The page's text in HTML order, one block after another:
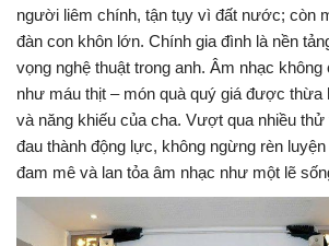
người liêm chính, tận tụy vì đất nước; còn
đàn con khôn lớn. Chính gia đình là nền
vọng nghệ thuật trong anh. Âm nhạc
như máu thịt – món quà quý giá được
và năng khiếu của cha. Vượt qua nhiều thử
đau thành động lực, không ngừng rèn
đam mê và lan tỏa âm nhạc như một lẽ